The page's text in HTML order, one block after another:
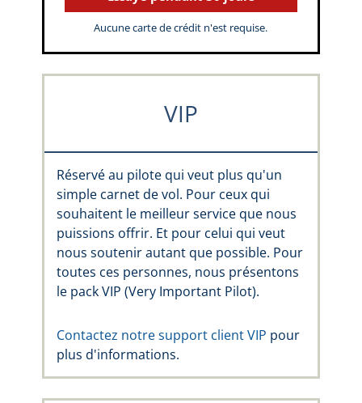
Aucune carte de crédit n'est requise.
VIP
Réservé au pilote qui veut plus qu'un
simple carnet de vol. Pour ceux qui
souhaitent le meilleur service que nous
puissions offrir. Et pour celui qui veut
nous soutenir autant que possible. Pour
toutes ces personnes, nous présentons
le pack VIP (Very Important Pilot).
Contactez notre support client VIP pour
plus d'informations.